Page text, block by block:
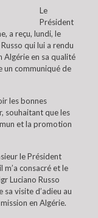
Le
Président
a reçu, lundi, le
qui lui a rendu
Algérie en sa qualité
un communiqué de
les bonnes
souhaitant que les
et la promotion
le Président
m’a consacré et le
Luciano Russo
sa visite d’adieu au
en Algérie.